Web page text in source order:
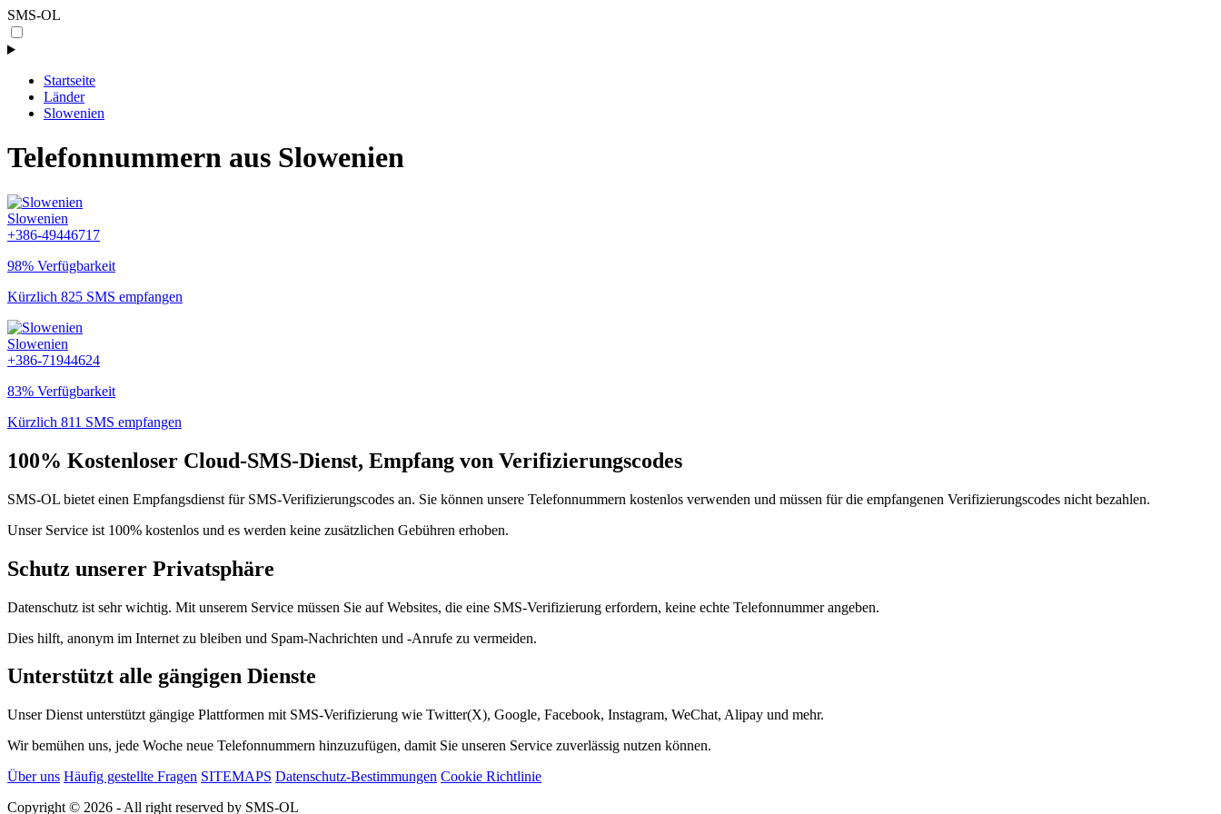
SMS-OL
Startseite
Länder
Slowenien
Telefonnummern aus Slowenien
Slowenien
+386-49446717
98% Verfügbarkeit
Kürzlich 825 SMS empfangen
Slowenien
+386-71944624
83% Verfügbarkeit
Kürzlich 811 SMS empfangen
100% Kostenloser Cloud-SMS-Dienst, Empfang von Verifizierungscodes
SMS-OL bietet einen Empfangsdienst für SMS-Verifizierungscodes an. Sie können unsere Telefonnummern kostenlos verwenden und müssen für die empfangenen Verifizierungscodes nicht bezahlen.
Unser Service ist 100% kostenlos und es werden keine zusätzlichen Gebühren erhoben.
Schutz unserer Privatsphäre
Datenschutz ist sehr wichtig. Mit unserem Service müssen Sie auf Websites, die eine SMS-Verifizierung erfordern, keine echte Telefonnummer angeben.
Dies hilft, anonym im Internet zu bleiben und Spam-Nachrichten und -Anrufe zu vermeiden.
Unterstützt alle gängigen Dienste
Unser Dienst unterstützt gängige Plattformen mit SMS-Verifizierung wie Twitter(X), Google, Facebook, Instagram, WeChat, Alipay und mehr.
Wir bemühen uns, jede Woche neue Telefonnummern hinzuzufügen, damit Sie unseren Service zuverlässig nutzen können.
Über uns Häufig gestellte Fragen SITEMAPS Datenschutz-Bestimmungen Cookie Richtlinie
Copyright © 2026 - All right reserved by SMS-OL